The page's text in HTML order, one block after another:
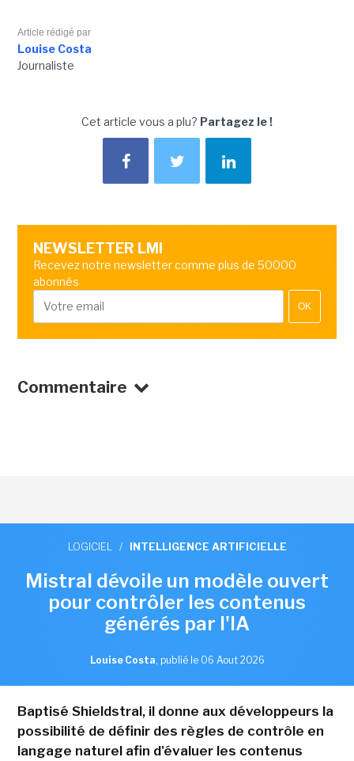
Article rédigé par
Louise Costa
Journaliste
Cet article vous a plu? Partagez le !
NEWSLETTER LMI
Recevez notre newsletter comme plus de 50000
abonnés
OK
Commentaire
LOGICIEL / INTELLIGENCE ARTIFICIELLE
Mistral dévoile un modèle ouvert
pour contrôler les contenus
générés par l'IA
Louise Costa, publié le 06 Aout 2026
Baptisé Shieldstral, il donne aux développeurs la
possibilité de définir des règles de contrôle en
langage naturel afin d'évaluer les contenus